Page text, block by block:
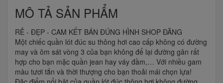
MÔ TẢ SẢN PHẨM
RẺ - ĐẸP - CAM KẾT BÁN ĐÚNG HÌNH SHOP ĐĂNG
Một chiếc quần lót đúc su thông hơi cao cấp không có đường
may và ôm sát vòng 3 của bạn không để lại đường gân rất
hợp cho bạn mặc quần jean hay váy đầm,… Với nhiều gam
màu tươi tắn và thời thượng cho bạn thoải mái chọn lựa!